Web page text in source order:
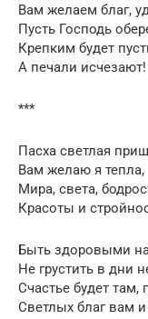
Вам желаем благ,
Пусть Господь
Крепким будет
А печали исчезают!
***
Пасха светлая
Вам желаю я тепла,
Мира, света,
Красоты и
Быть здоровыми
Не грустить в дни
Счастье будет там,
Светлых благ вам